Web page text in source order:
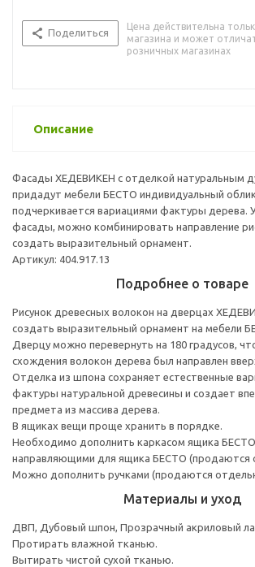
Поделиться
Цена действительна
магазина и может
розничных магазинах
Описание
Фасады ХЕДЕВИКЕН с отделкой натуральным
придадут мебели БЕСТО индивидуальный
подчеркивается вариациями фактуры дерева.
фасады, можно комбинировать направление
создать выразительный орнамент.
Артикул: 404.917.13
Подробнее о товаре
Рисунок древесных волокон на дверцах
создать выразительный орнамент на мебели
Дверцу можно перевернуть на 180 градусов,
схождения волокон дерева был направлен
Отделка из шпона сохраняет естественные
фактуры натуральной древесины и создает
предмета из массива дерева.
В ящиках вещи проще хранить в порядке.
Необходимо дополнить каркасом ящика БЕСТО
направляющими для ящика БЕСТО (продаются
Можно дополнить ручками (продаются
Материалы и уход
ДВП, Дубовый шпон, Прозрачный акриловый
Протирать влажной тканью.
Вытирать чистой сухой тканью.